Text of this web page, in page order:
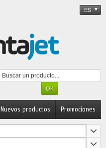
ES
Promociones
Nuevos productos